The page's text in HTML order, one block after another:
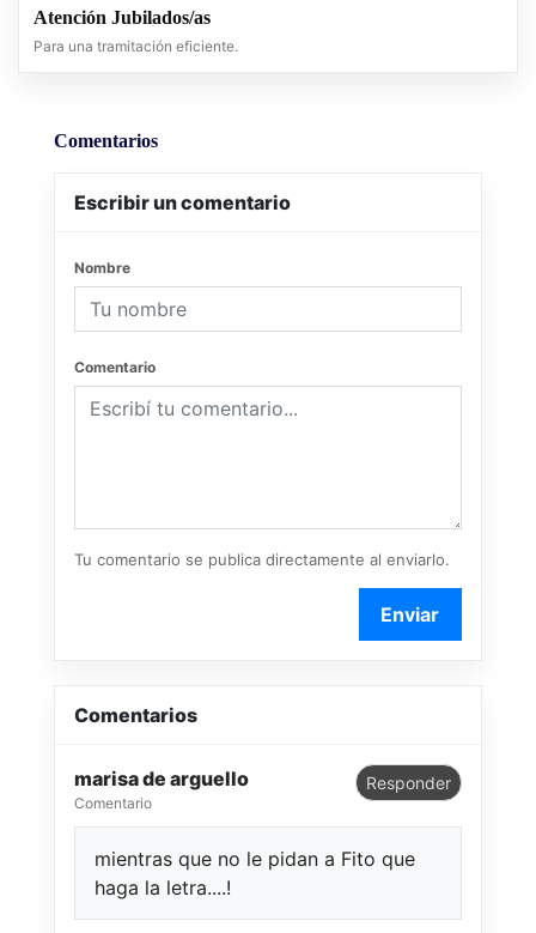
Atención Jubilados/as
Para una tramitación eficiente.
Comentarios
Escribir un comentario
Nombre
Comentario
Tu comentario se publica directamente al enviarlo.
Enviar
Comentarios
marisa de arguello
Comentario
Responder
mientras que no le pidan a Fito que
haga la letra....!